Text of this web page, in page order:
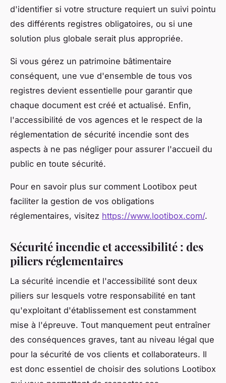
d'identifier si votre structure requiert un suivi pointu
des différents registres obligatoires, ou si une
solution plus globale serait plus appropriée.
Si vous gérez un patrimoine bâtimentaire
conséquent, une vue d'ensemble de tous vos
registres devient essentielle pour garantir que
chaque document est créé et actualisé. Enfin,
l'accessibilité de vos agences et le respect de la
réglementation de sécurité incendie sont des
aspects à ne pas négliger pour assurer l'accueil du
public en toute sécurité.
Pour en savoir plus sur comment Lootibox peut
faciliter la gestion de vos obligations
réglementaires, visitez https://www.lootibox.com/.
Sécurité incendie et accessibilité : des
piliers réglementaires
La sécurité incendie et l'accessibilité sont deux
piliers sur lesquels votre responsabilité en tant
qu'exploitant d'établissement est constamment
mise à l'épreuve. Tout manquement peut entraîner
des conséquences graves, tant au niveau légal que
pour la sécurité de vos clients et collaborateurs. Il
est donc essentiel de choisir des solutions Lootibox